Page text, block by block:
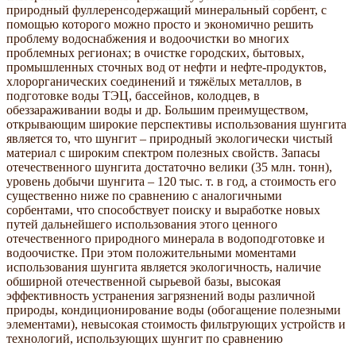
природный фуллеренсодержащий минеральный сорбент, с
помощью которого можно просто и экономично решить
проблему водоснабжения и водоочистки во многих
проблемных регионах; в очистке городских, бытовых,
промышленных сточных вод от нефти и нефте-продуктов,
хлорорганических соединений и тяжёлых металлов, в
подготовке воды ТЭЦ, бассейнов, колодцев, в
обеззараживании воды и др. Большим преимуществом,
открывающим широкие перспективы использования шунгита
является то, что шунгит – природный экологически чистый
материал с широким спектром полезных свойств. Запасы
отечественного шунгита достаточно велики (35 млн. тонн),
уровень добычи шунгита – 120 тыс. т. в год, а стоимость его
существенно ниже по сравнению с аналогичными
сорбентами, что способствует поиску и выработке новых
путей дальнейшего использования этого ценного
отечественного природного минерала в водоподготовке и
водоочистке. При этом положительными моментами
использования шунгита является экологичность, наличие
обширной отечественной сырьевой базы, высокая
эффективность устранения загрязнений воды различной
природы, кондиционирование воды (обогащение полезными
элементами), невысокая стоимость фильтрующих устройств и
технологий, использующих шунгит по сравнению